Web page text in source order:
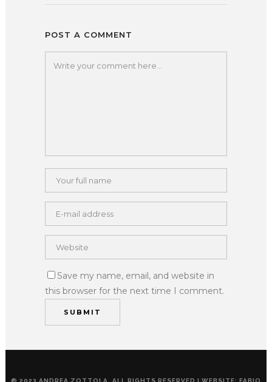
POST A COMMENT
Save my name, email, and website in
this browser for the next time I comment.
® 2023 ANDREA ZOTTOLA. ALL RIGHTS RESERVED | WEBSITE: FABIO